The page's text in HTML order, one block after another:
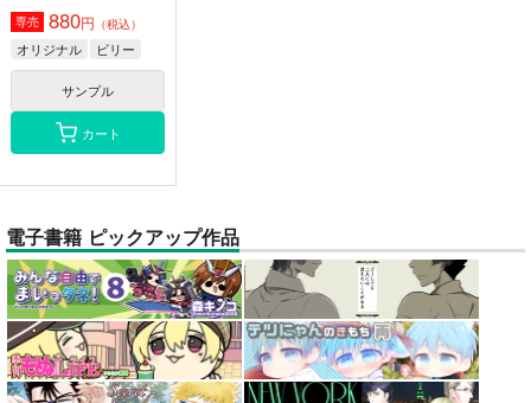
専売 880円 （税込）
オリジナル ビリー
サンプル
カート
電子書籍 ピックアップ作品